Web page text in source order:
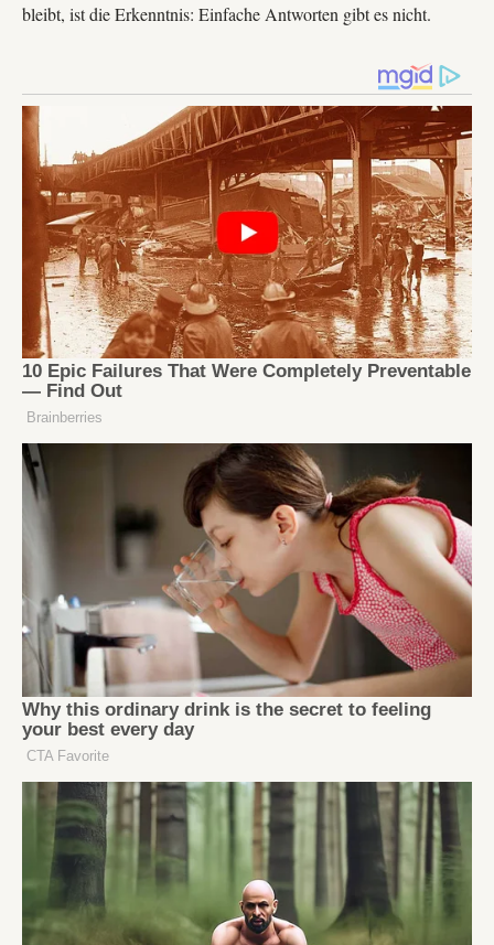
bleibt, ist die Erkenntnis: Einfache Antworten gibt es nicht.